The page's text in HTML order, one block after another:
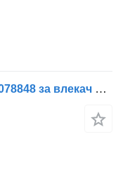
Амортисьор Volvo FH (01.12-) 84078848 за влекач Volvo FH, FM, FMX-4 series (2013-)